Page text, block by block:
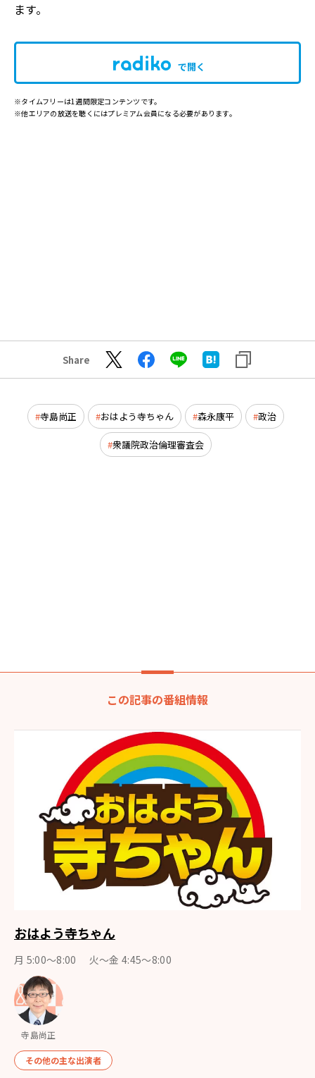
ます。
で開く
※タイムフリーは1週間限定コンテンツです。
※他エリアの放送を聴くにはプレミアム会員になる必要があります。
Share
寺島尚正 おはよう寺ちゃん 森永康平 政治
衆議院政治倫理審査会
この記事の番組情報
おはよう寺ちゃん
月 5:00～8:00 火～金 4:45～8:00
寺島尚正
その他の主な出演者